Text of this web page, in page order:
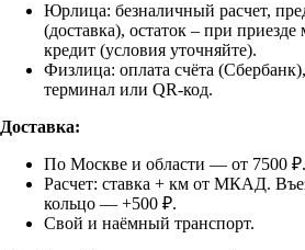
Юрлица: безналичный расчет,
(доставка), остаток – при
кредит (условия уточняйте).
Физлица: оплата счёта
терминал или QR-код.
Доставка:
По Москве и области — от 7500 ₽.
Расчет: ставка + км от МКАД.
кольцо — +500 ₽.
Свой и наёмный транспорт.